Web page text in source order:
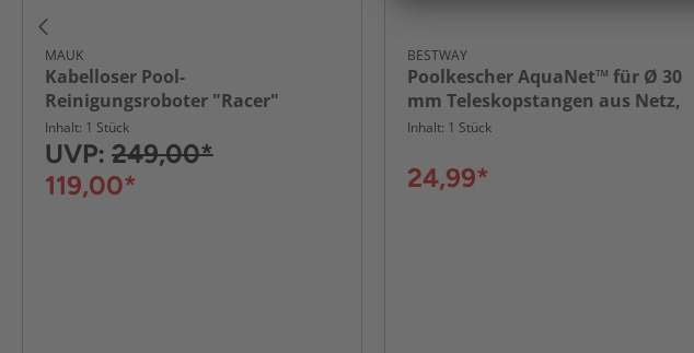
MAUK
Kabelloser Pool-
Reinigungsroboter "Racer"
Inhalt: 1 Stück
UVP: 249,00*
119,00*
BESTWAY
Poolkescher AquaNet™ für Ø 30
mm Teleskopstangen aus Netz,
ca. 50 x 40 x 41 cm - Blau
Inhalt: 1 Stück
24,99*